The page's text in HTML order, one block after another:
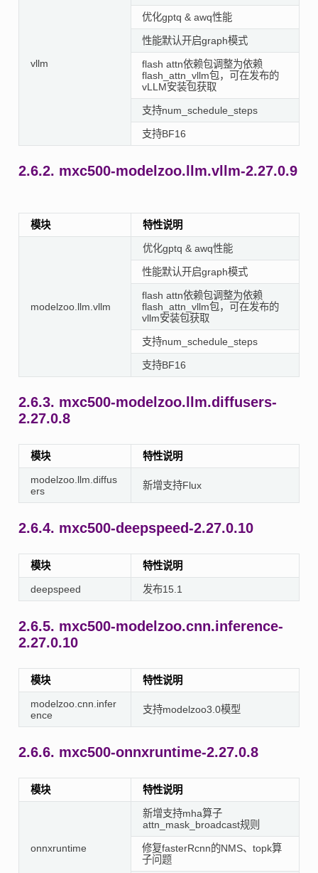
vllm
优化gptq & awq性能
性能默认开启graph模式
flash attn依赖包调整为依赖
flash_attn_vllm包，可在发布的
vLLM安装包获取
支持num_schedule_steps
支持BF16
2.6.2. mxc500-modelzoo.llm.vllm-2.27.0.9
模块 特性说明
modelzoo.llm.vllm
优化gptq & awq性能
性能默认开启graph模式
flash attn依赖包调整为依赖
flash_attn_vllm包，可在发布的
vllm安装包获取
支持num_schedule_steps
支持BF16
2.6.3. mxc500-modelzoo.llm.diffusers-
2.27.0.8
模块 特性说明
modelzoo.llm.diffus
ers
新增支持Flux
2.6.4. mxc500-deepspeed-2.27.0.10
模块 特性说明
deepspeed 发布15.1
2.6.5. mxc500-modelzoo.cnn.inference-
2.27.0.10
模块 特性说明
modelzoo.cnn.infer
ence
支持modelzoo3.0模型
2.6.6. mxc500-onnxruntime-2.27.0.8
模块 特性说明
onnxruntime
新增支持mha算子
attn_mask_broadcast规则
修复fasterRcnn的NMS、topk算
子问题